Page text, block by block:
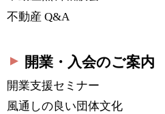
不動産 Q&A
開業・入会のご案内
開業支援セミナー
風通しの良い団体文化